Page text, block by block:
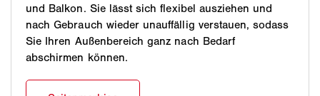
und Balkon. Sie lässt sich flexibel ausziehen und
nach Gebrauch wieder unauffällig verstauen, sodass
Sie Ihren Außenbereich ganz nach Bedarf
abschirmen können.